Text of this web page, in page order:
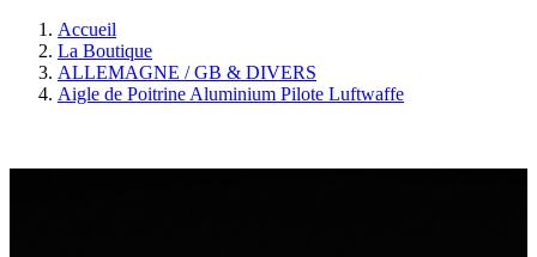
Accueil
La Boutique
ALLEMAGNE / GB & DIVERS
Aigle de Poitrine Aluminium Pilote Luftwaffe